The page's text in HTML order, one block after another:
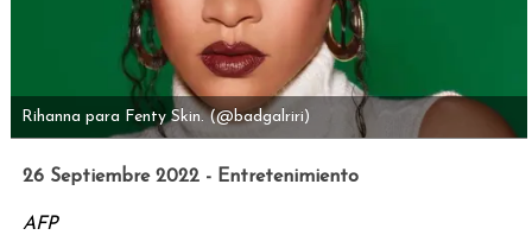
Rihanna para Fenty Skin. (@badgalriri)
26 Septiembre 2022 - Entretenimiento
AFP